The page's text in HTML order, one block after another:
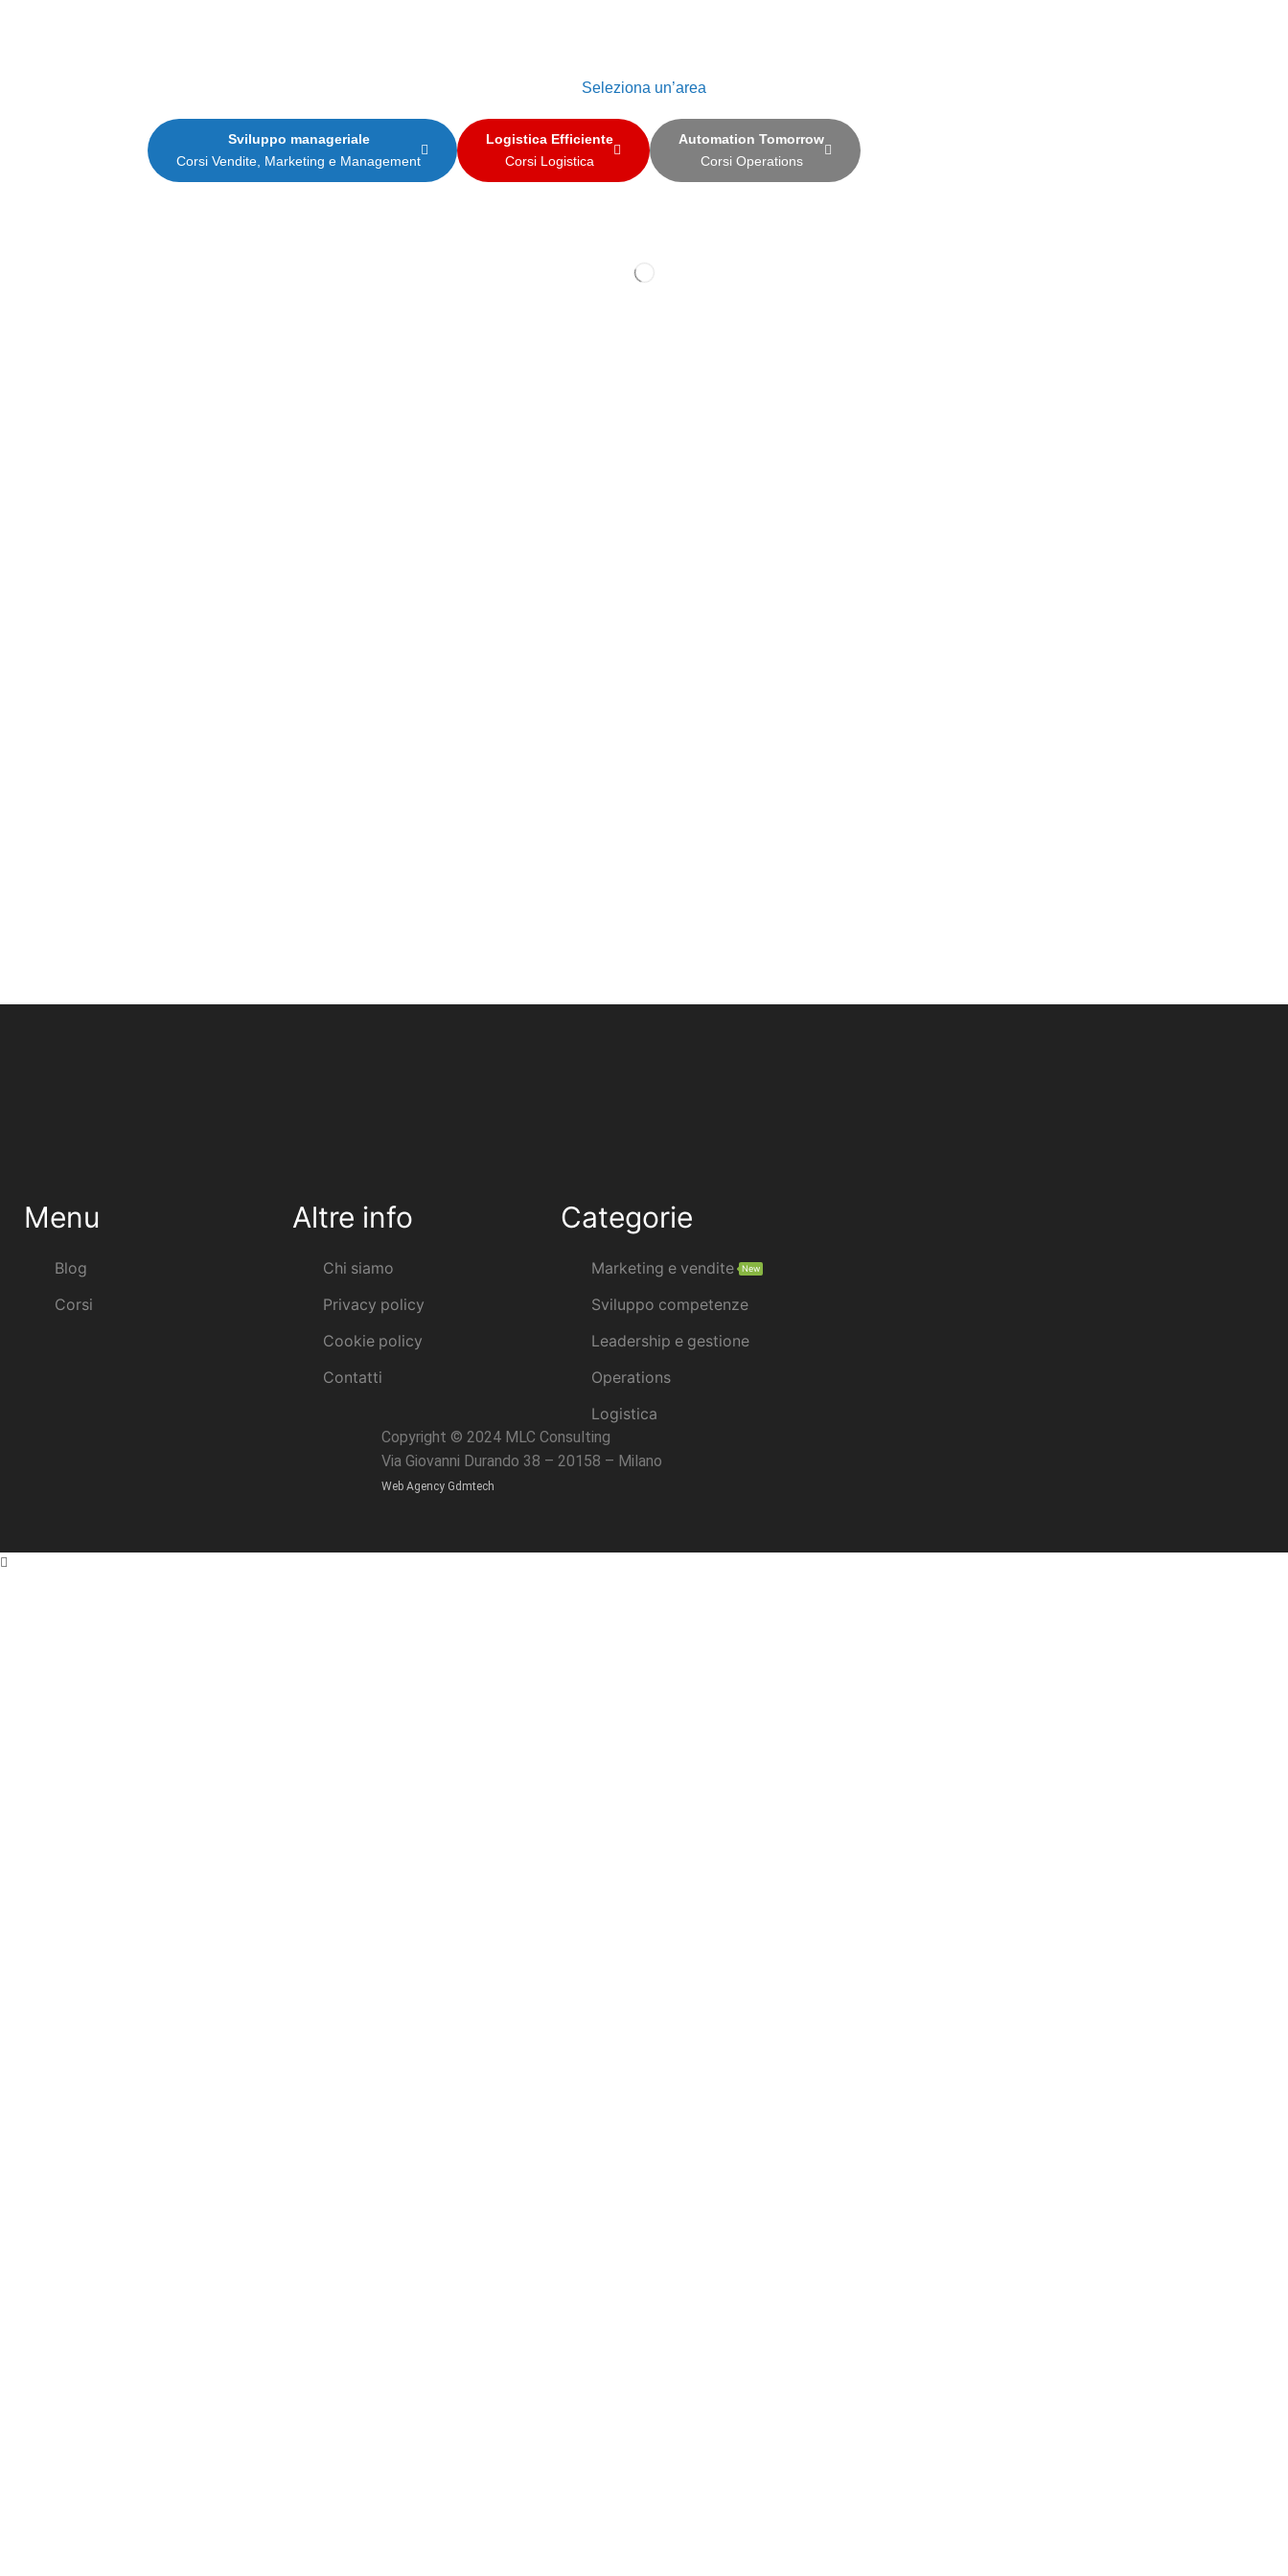
Seleziona un’area
Sviluppo manageriale
Corsi Vendite, Marketing e Management
Logistica Efficiente
Corsi Logistica
Automation Tomorrow
Corsi Operations
Menu
Blog
Corsi
Altre info
Chi siamo
Privacy policy
Cookie policy
Contatti
Categorie
Marketing e vendite New
Sviluppo competenze
Leadership e gestione
Operations
Logistica
Copyright © 2024 MLC Consulting
Via Giovanni Durando 38 – 20158 – Milano
Web Agency Gdmtech